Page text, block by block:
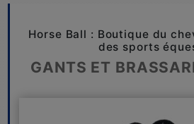
Horse Ball : Boutique du
des sports
GANTS ET